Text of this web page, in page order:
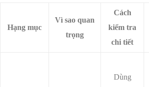
Hạng mục
Vì sao quan
trọng
Cách
kiểm tra
chi tiết
Dùng